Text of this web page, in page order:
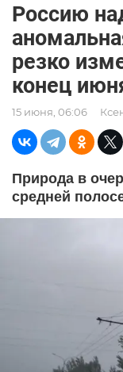
Россию
резко
конец
15 июня, 06:06
Природа в
средней